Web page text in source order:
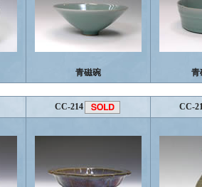
青磁碗 青
CC-214 CC-